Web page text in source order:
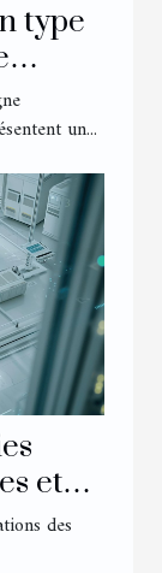
type
un...
et
des